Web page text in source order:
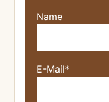
Name
E-Mail*